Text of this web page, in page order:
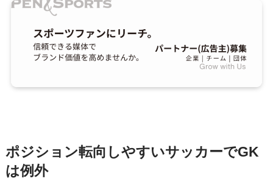
ポジション転向しやすいサッカーでGK
は例外